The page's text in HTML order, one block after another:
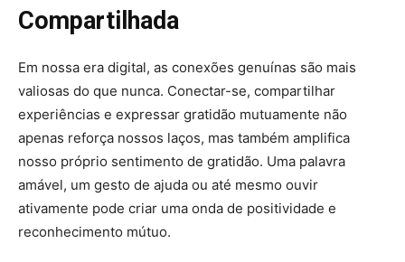
Compartilhada
Em nossa era digital, as conexões genuínas são mais
valiosas do que nunca. Conectar-se, compartilhar
experiências e expressar gratidão mutuamente não
apenas reforça nossos laços, mas também amplifica
nosso próprio sentimento de gratidão. Uma palavra
amável, um gesto de ajuda ou até mesmo ouvir
ativamente pode criar uma onda de positividade e
reconhecimento mútuo.